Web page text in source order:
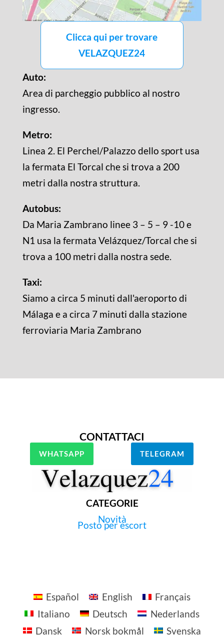
Clicca qui per trovare
VELAZQUEZ24
Auto:
Area di parcheggio pubblico al nostro
ingresso.
Metro:
Linea 2. El Perchel/Palazzo dello sport usa
la fermata El Torcal che si trova a 200
metri dalla nostra struttura.
Autobus:
Da Maria Zambrano linee 3 – 5 – 9 -10 e
N1 usa la fermata Velázquez/Torcal che si
trova a 100 metri dalla nostra sede.
Taxi:
Siamo a circa 5 minuti dall'aeroporto di
Málaga e a circa 7 minuti dalla stazione
ferroviaria Maria Zambrano
CONTATTACI
WHATSAPP TELEGRAM
CATEGORIE
Novità
Posto per escort
Español English
Français
Italiano
Deutsch
Nederlands
Dansk
Norsk bokmål Svenska